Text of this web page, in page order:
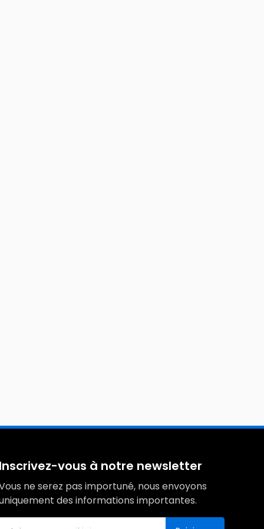
Inscrivez-vous à notre newsletter
ne serez pas importuné, nous envoyons
des informations importantes.